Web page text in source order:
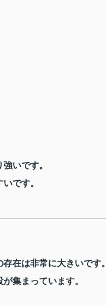
いです。
です。
存在は非常に大きいです。
集まっています。